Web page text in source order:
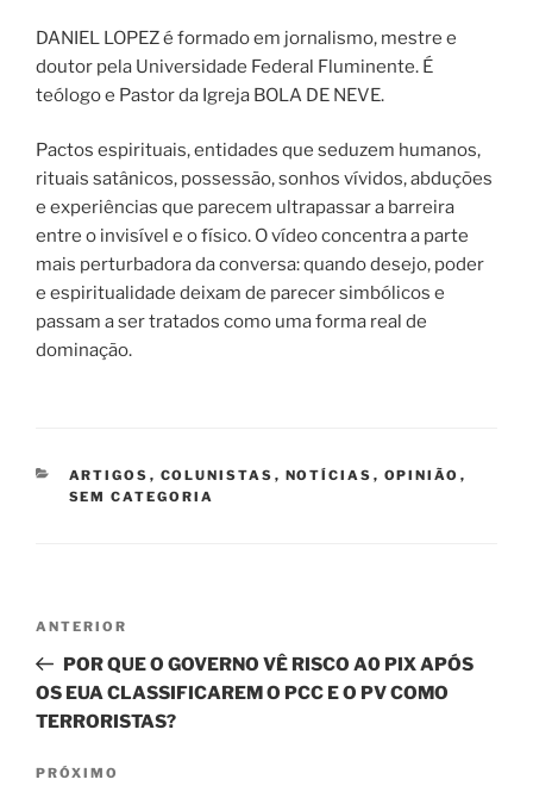
DANIEL LOPEZ é formado em jornalismo, mestre e
doutor pela Universidade Federal Fluminente. É
teólogo e Pastor da Igreja BOLA DE NEVE.
Pactos espirituais, entidades que seduzem humanos,
rituais satânicos, possessão, sonhos vívidos, abduções
e experiências que parecem ultrapassar a barreira
entre o invisível e o físico. O vídeo concentra a parte
mais perturbadora da conversa: quando desejo, poder
e espiritualidade deixam de parecer simbólicos e
passam a ser tratados como uma forma real de
dominação.
CATEGORIAS
ARTIGOS , COLUNISTAS , NOTÍCIAS , OPINIÃO ,
SEM CATEGORIA
Post
Post
anterior
ANTERIOR
POR QUE O GOVERNO VÊ RISCO A0 PIX APÓS
OS EUA CLASSIFICAREM O PCC E O PV COMO
TERRORISTAS?
Próximo
PRÓXIMO